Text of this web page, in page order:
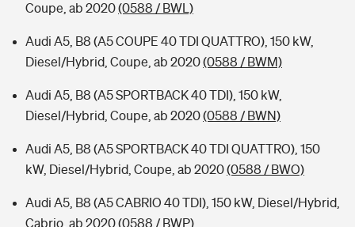
Coupe, ab 2020(0588 / BWL)
Audi A5, B8 (A5 COUPE 40 TDI QUATTRO), 150 kW,
Diesel/Hybrid, Coupe, ab 2020(0588 / BWM)
Audi A5, B8 (A5 SPORTBACK 40 TDI), 150 kW,
Diesel/Hybrid, Coupe, ab 2020(0588 / BWN)
Audi A5, B8 (A5 SPORTBACK 40 TDI QUATTRO), 150
kW, Diesel/Hybrid, Coupe, ab 2020(0588 / BWO)
Audi A5, B8 (A5 CABRIO 40 TDI), 150 kW, Diesel/Hybrid,
Cabrio, ab 2020(0588 / BWP)